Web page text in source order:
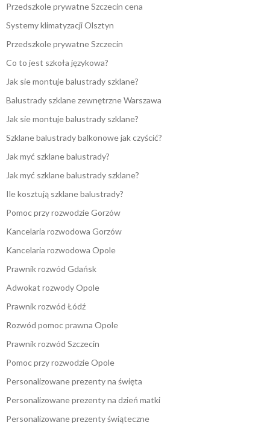
Przedszkole prywatne Szczecin cena
Systemy klimatyzacji Olsztyn
Przedszkole prywatne Szczecin
Co to jest szkoła językowa?
Jak sie montuje balustrady szklane?
Balustrady szklane zewnętrzne Warszawa
Jak sie montuje balustrady szklane?
Szklane balustrady balkonowe jak czyścić?
Jak myć szklane balustrady?
Jak myć szklane balustrady szklane?
Ile kosztują szklane balustrady?
Pomoc przy rozwodzie Gorzów
Kancelaria rozwodowa Gorzów
Kancelaria rozwodowa Opole
Prawnik rozwód Gdańsk
Adwokat rozwody Opole
Prawnik rozwód Łódź
Rozwód pomoc prawna Opole
Prawnik rozwód Szczecin
Pomoc przy rozwodzie Opole
Personalizowane prezenty na święta
Personalizowane prezenty na dzień matki
Personalizowane prezenty świąteczne